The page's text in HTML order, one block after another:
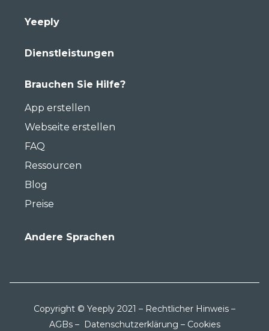
Yeeply
Dienstleistungen
Brauchen Sie Hilfe?
App erstellen
Webseite erstellen
FAQ
Ressourcen
Blog
Preise
Andere Sprachen
Copyright © Yeeply 2021 – Rechtlicher Hinweis –
AGBs– Datenschutzerklärung – Cookies